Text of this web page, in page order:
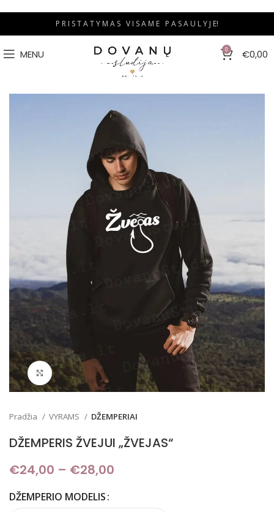
P R I S T A T Y M A S V I S A M E P A S A U L Y J E!
MENU 0 €0,00
Padidinti
Pradžia VYRAMS DŽEMPERIAI
DŽEMPERIS ŽVEJUI „ŽVEJAS“
€24,00 – €28,00
DŽEMPERIO MODELIS